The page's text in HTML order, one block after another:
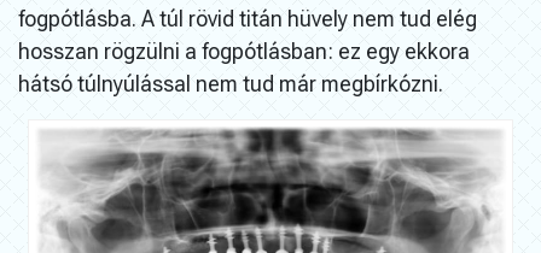
fogpótlásba. A túl rövid titán hüvely nem tud elég
hosszan rögzülni a fogpótlásban: ez egy ekkora
hátsó túlnyúlással nem tud már megbírkózni.